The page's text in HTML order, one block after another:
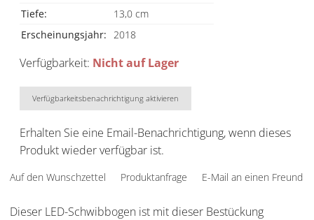
Tiefe:
13,0 cm
Erscheinungsjahr: 2018
Verfügbarkeit: Nicht auf Lager
Verfügbarkeitsbenachrichtigung aktivieren
Erhalten Sie eine Email-Benachrichtigung, wenn dieses
Produkt wieder verfügbar ist.
Auf den Wunschzettel Produktanfrage E-Mail an einen Freund
Dieser LED-Schwibbogen ist mit dieser Bestückung